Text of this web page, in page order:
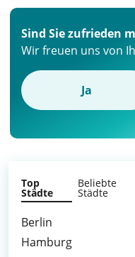
Sind Sie zufrieden
Wir freuen uns von
Ja
Top
Städte
Beliebte
Städte
Berlin
Hamburg